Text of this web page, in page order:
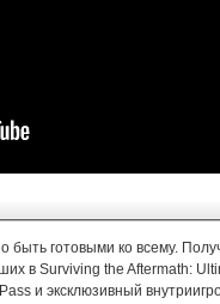
быть готовыми ко всему.
в Surviving the Aftermath:
и эксклюзивный